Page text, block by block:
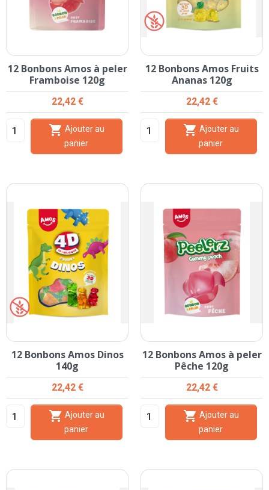
12 Bonbons Amos à peler
Framboise 120g
Prix
22,42 €

panier
12 Bonbons Amos Fruits
Ananas 120g
Prix
22,42 €

panier
12 Bonbons Amos Dinos
140g
Prix
22,42 €

panier
12 Bonbons Amos à peler
Pêche 120g
Prix
22,42 €

panier